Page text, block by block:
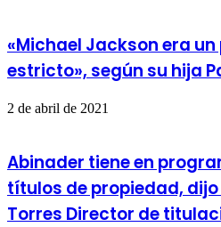
«Michael Jackson era
estricto», según su hija
2 de abril de 2021
Abinader tiene en
títulos de propiedad,
Torres Director de